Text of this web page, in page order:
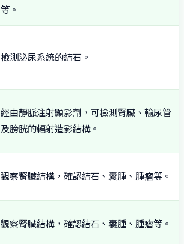
等。
檢測泌尿系統的結石。
經由靜脈注射顯影劑，可檢測腎臟、輸尿管
及膀胱的輻射造影結構。
觀察腎臟結構，確認結石、囊腫、腫瘤等。
觀察腎臟結構，確認結石、囊腫、腫瘤等。